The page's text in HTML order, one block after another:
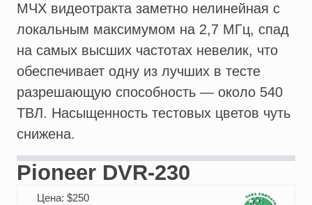
МЧХ видеотракта заметно нелинейная с
локальным максимумом на 2,7 МГц, спад
на самых высших частотах невелик, что
обеспечивает одну из лучших в тесте
разрешающую способность — около 540
ТВЛ. Насыщенность тестовых цветов чуть
снижена.
Pioneer DVR-230
Цена: $250